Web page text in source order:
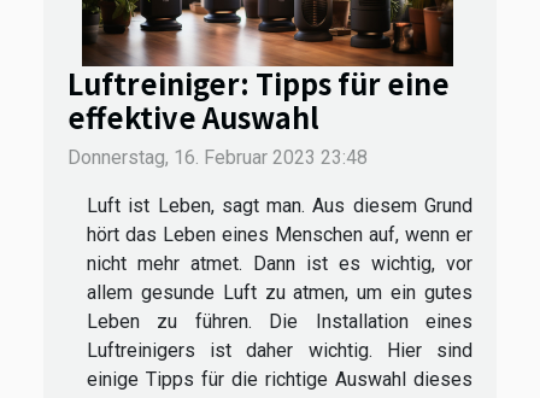
Luftreiniger: Tipps für eine
effektive Auswahl
Donnerstag, 16. Februar 2023 23:48
Luft ist Leben, sagt man. Aus diesem Grund
hört das Leben eines Menschen auf, wenn er
nicht mehr atmet. Dann ist es wichtig, vor
allem gesunde Luft zu atmen, um ein gutes
Leben zu führen. Die Installation eines
Luftreinigers ist daher wichtig. Hier sind
einige Tipps für die richtige Auswahl dieses